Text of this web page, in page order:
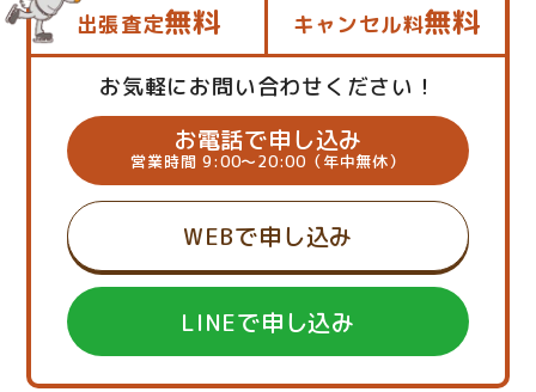
出張査定無料 キャンセル料無料
お気軽にお問い合わせください！
お電話で申し込み
営業時間 9:00～20:00（年中無休）
WEBで申し込み
LINEで申し込み